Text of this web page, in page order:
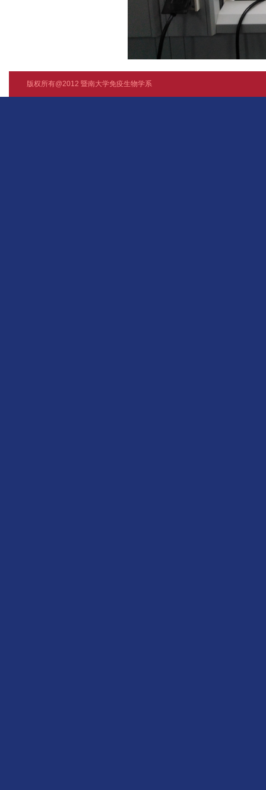
版权所有@2012 暨南大学免疫生物学系